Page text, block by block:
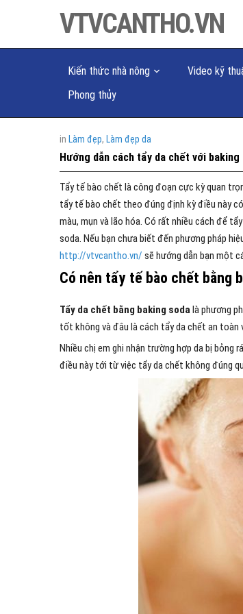
VTVCANTHO.VN
Kiến thức nhà nông Video kỹ
Phong thủy
in Làm đẹp, Làm đẹp da
Hướng dẫn cách tẩy da chết với baking
Tẩy tế bào chết là công đoạn cực kỳ quan
tẩy tế bào chết theo đúng định kỳ điều này
màu, mụn và lão hóa. Có rất nhiều cách để
soda. Nếu bạn chưa biết đến phương pháp
http://vtvcantho.vn/ sẽ hướng dẫn bạn một
Có nên tẩy tế bào chết bằng
Tẩy da chết bằng baking sodalà phương
tốt không và đâu là cách tẩy da chết an toàn
Nhiều chị em ghi nhận trường hợp da bị bỏng
điều này tới từ việc tẩy da chết không đúng